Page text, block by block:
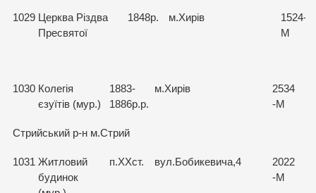
1029 Церква Різдва
Пресвятої
1848р. м.Хирів
1524-
М
1030 Колегія
єзуїтів (мур.)
1883-
1886р.р.
м.Хирів
2534
-М
Стрийський р-н м.Стрий
1031 Житловий
будинок
п.ХХст. вул.Бобикевича,4
2022
-М